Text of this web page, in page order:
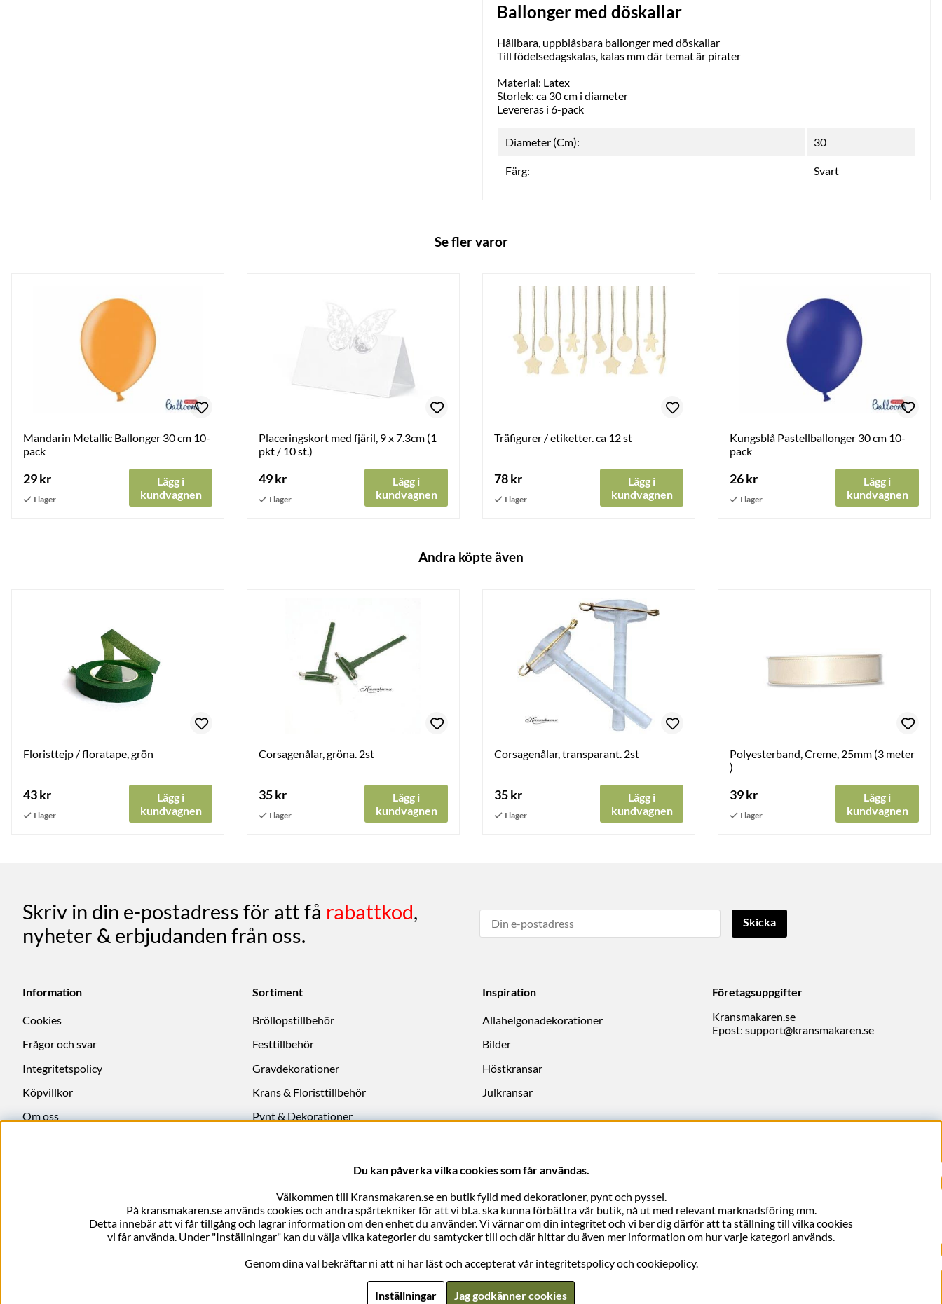
Ballonger med döskallar
Hållbara, uppblåsbara ballonger med döskallar
Till födelsedagskalas, kalas mm där temat är pirater
Material: Latex
Storlek: ca 30 cm i diameter
Levereras i 6-pack
Diameter (Cm): 30
Färg: Svart
Se fler varor
Mandarin Metallic Ballonger 30 cm 10-
pack
29 kr
Lägg i
kundvagnen
Placeringskort med fjäril, 9 x 7.3cm (1
pkt / 10 st.)
49 kr
Lägg i
kundvagnen
Träfigurer / etiketter. ca 12 st
78 kr
Lägg i
kundvagnen
Kungsblå Pastellballonger 30 cm 10-
pack
26 kr
Lägg i
kundvagnen
Andra köpte även
Floristtejp / floratape, grön
43 kr
Lägg i
kundvagnen
Corsagenålar, gröna. 2st
35 kr
Lägg i
kundvagnen
Corsagenålar, transparant. 2st
35 kr
Lägg i
kundvagnen
Polyesterband, Creme, 25mm (3 meter
)
39 kr
Lägg i
kundvagnen
Skriv in din e-postadress för att få rabattkod,
nyheter & erbjudanden från oss.
Skicka
Information
Cookies
Frågor och svar
Integritetspolicy
Köpvillkor
Om oss
Sortiment
Bröllopstillbehör
Festtillbehör
Gravdekorationer
Krans & Floristtillbehör
Pynt & Dekorationer
Inspiration
Allahelgonadekorationer
Bilder
Höstkransar
Julkransar
Företagsuppgifter
Kransmakaren.se
Epost: support@kransmakaren.se
Du kan påverka vilka cookies som får användas.
Välkommen till Kransmakaren.se en butik fylld med dekorationer, pynt och pyssel.
På kransmakaren.se används cookies och andra spårtekniker för att vi bl.a. ska kunna förbättra vår butik, nå ut med relevant marknadsföring mm.
Detta innebär att vi får tillgång och lagrar information om den enhet du använder. Vi värnar om din integritet och vi ber dig därför att ta ställning till vilka cookies
vi får använda. Under "Inställningar" kan du välja vilka kategorier du samtycker till och där hittar du även mer information om hur varje kategori används.
Genom dina val bekräftar ni att ni har läst och accepterat vår integritetspolicy och cookiepolicy.
Inställningar Jag godkänner cookies